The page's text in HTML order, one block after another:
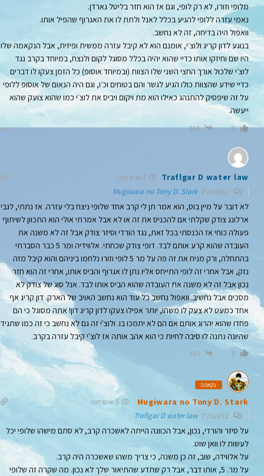
מלופי וזורו, לא רק לופי, וגם אז הוא חזר בליטל גארדן.
נאמי עזרה ללופי להגיע בכלל לאנל ולתת לו את האגרוף שהפיל אותו.
וואפול היה בדיחה, זה לא נחשב.
בנוגע לדון קריג ולוצ׳י, אומנם הוא לא קיבל עזרה ממשית ופיזית, אבל הנקאמה שלו
היו שם וחיזקו אותו כדיי שהוא יהיה בכלל מסוגל לקום ולנצח, במיוחד בקרב נגד
לוצ׳י שלכול אורך החצי השני שלו הצוות (ובמיוחד אוסופ) כל הזמן צעקו לו דברים
כדיי שידע שהצוות כולו הגיע לגשר והם בטוחים וכ׳ו, וגם היה הנאום של אוסופ ללופי
על זה שיפסיק להתנהג כאילו הוא מת ויקום ויביס את לוצ׳י כמו שהוא צועק שהוא
ייעשה.
0 הגב
Traflgar D water law
בתגובה לMugiwara no Tony D. Stark
לא דובר על מיין בוס, הוא אמר תן לי קרב אחד שלופי ניצח בלי עזרה. אז נתתי, לגבי
ארלונג צודק שקלתי אם להכניס את זה או לא אבל אמרתי אולי הוא התכוון לשיתוף
פעולה כוחי אז הכנסתי בכל זאת, נגד הורדי וסיזר צודק אבל זה לא משנה את
העובדה שהוא קרע אותם לבד. דופי צודק שכחתי. אלווידיה ומר 5 כבר הסברתי
בהתחלה, ורק מניח את זה פה על מר 5 לופי וזורו נלחמו ביניהם והוא קיבל מזה
נזק, אבל אחרי זה לופי התייחס אליו נתן לו אגרוף והביס אותו, אחרי זה הוא חזר
נכון אבל זה לא משנה את העובדה שהוא הביס אותו לבד. אנל סוג של צודק לא
מסכים אבל נחשיב. וואפול נחשב כל עוד הוא נחשב האויב של הארק. דון קריג אף
אחד כמעט לא צעק לו משהו, יותר אפילו צעקו לדון קריג דון! אתה מסוגל כי הם
פחדו שהוא יהרוג אותם אם הם לא יתמכו בו. ולוצ'י זה גם לא נחשב כי זה כמו שתגיד
שהיונה נתנה לו סיבה לחיות כי הוא אהב אותה אז לוצ'י קיבל עזרה בקרב.
0 הגב
נקאמה
Mugiwara no Tony D. Stark 5 שנים לפני
בתגובה לTraflgar D water law
על סיזר והורדי, נכון, אבל הכוונה הייתה לאשכרה קרב, לא סתם מישהו שלופי יכל
לעשות לו וואן שוט.
על אלווידה, שוב, זה כן משנה, כי צריך משהו שאשכרה היה קרב.
על מר. 5, אותו דבר, אבל רק שתדע שהתיאור שלך לא נכון. מה שקרה זה שלופי